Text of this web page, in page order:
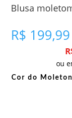
Blusa
R$ 199,99
ou
Cor do Moleton